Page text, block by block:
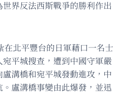
界反法西斯戰爭的勝利作出
在北平豐台的日軍藉口一名士
平城搜查，遭到中國守軍嚴
溝橋和宛平城發動進攻，中
盧溝橋事變由此爆發，並迅